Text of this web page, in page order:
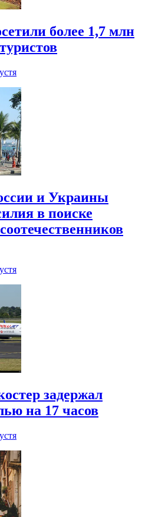
более 1,7 млн
и Украины
в поиске
задержал
на 17 часов